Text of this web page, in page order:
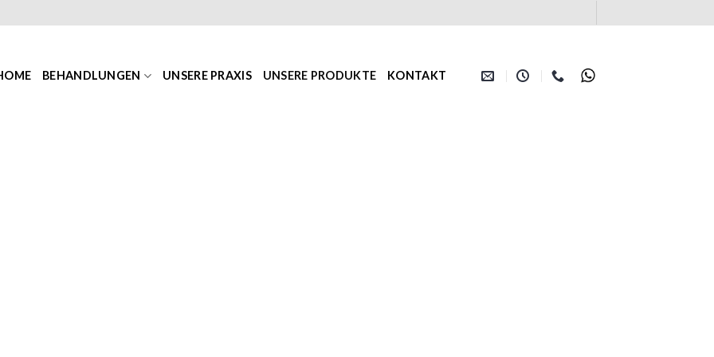
BEHANDLUNGEN UNSERE PRAXIS UNSERE PRODUKTE KONTAKT